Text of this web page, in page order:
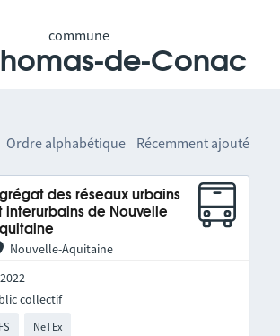
commune
de-Conac
Ordre alphabétique Récemment ajouté
des réseaux urbains
interurbains de Nouvelle
Nouvelle-Aquitaine
NeTEx
collectif